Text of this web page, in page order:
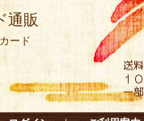
通販
ード